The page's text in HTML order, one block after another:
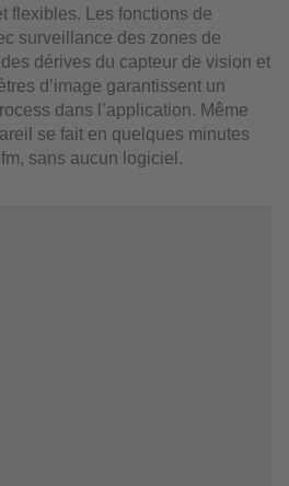
flexibles. Les fonctions de
surveillance des zones de
dérives du capteur de vision et
d’image garantissent un
dans l’application. Même
se fait en quelques minutes
sans aucun logiciel.